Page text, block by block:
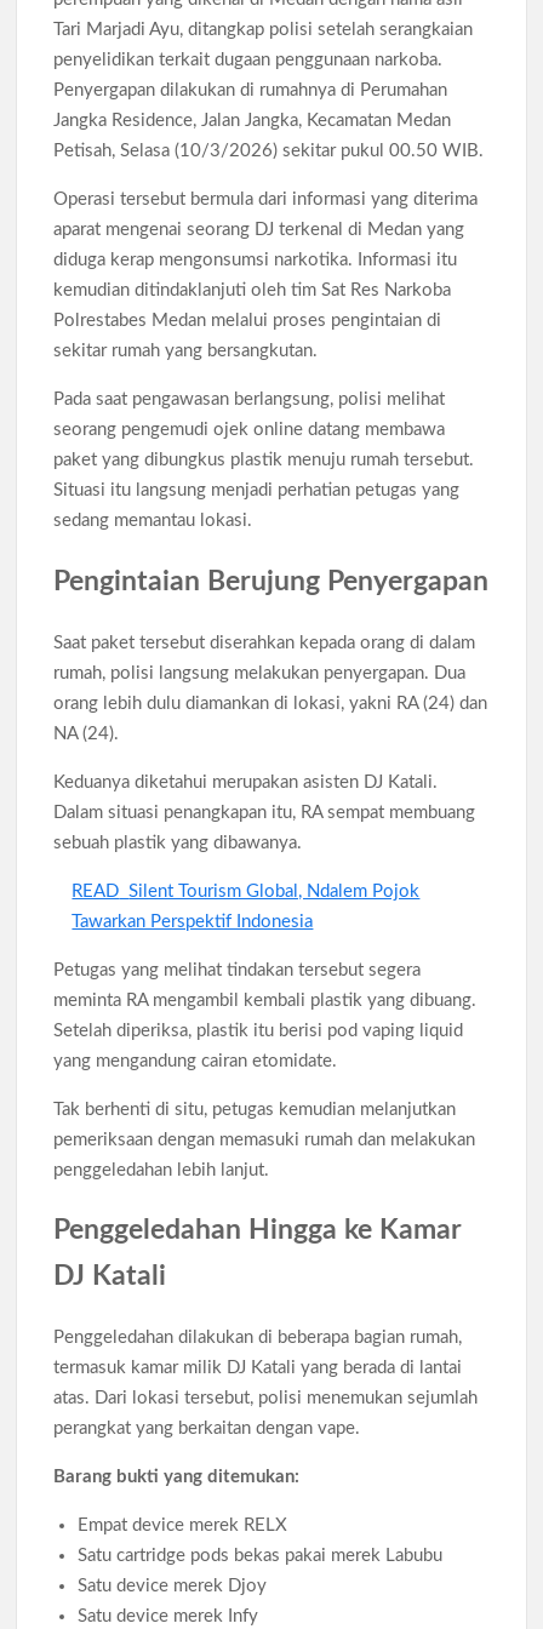
Anthropic Cetak Sejarah Matematika
Pengangguran Indonesia Mei 2026 Turun Tipis, Pekerja
Informal Tembus 87,88 Juta Orang
Koperasi Desa Merah Putih Capai 83.382 Badan Hukum,
Siswa SMA SMK Jabar Wajib Pilah Sampah Jadi Praktikum
IPA 2026
TPPU Emas 74 Kg Febrie Adriansyah, Kejagung Periksa 3
Saksi Baru
Harga Tiket Kanye West Jakarta 2026 Mulai Rp1,875 Juta, Ini
Detail Kategori
Tari Marjadi Ayu, ditangkap polisi setelah serangkaian
penyelidikan terkait dugaan penggunaan narkoba.
Penyergapan dilakukan di rumahnya di Perumahan
Jangka Residence, Jalan Jangka, Kecamatan Medan
Petisah, Selasa (10/3/2026) sekitar pukul 00.50 WIB.
Operasi tersebut bermula dari informasi yang diterima
aparat mengenai seorang DJ terkenal di Medan yang
diduga kerap mengonsumsi narkotika. Informasi itu
kemudian ditindaklanjuti oleh tim Sat Res Narkoba
Polrestabes Medan melalui proses pengintaian di
sekitar rumah yang bersangkutan.
Pada saat pengawasan berlangsung, polisi melihat
seorang pengemudi ojek online datang membawa
paket yang dibungkus plastik menuju rumah tersebut.
Situasi itu langsung menjadi perhatian petugas yang
sedang memantau lokasi.
Pengintaian Berujung Penyergapan
Saat paket tersebut diserahkan kepada orang di dalam
rumah, polisi langsung melakukan penyergapan. Dua
orang lebih dulu diamankan di lokasi, yakni RA (24) dan
NA (24).
Keduanya diketahui merupakan asisten DJ Katali.
Dalam situasi penangkapan itu, RA sempat membuang
sebuah plastik yang dibawanya.
READ Silent Tourism Global, Ndalem Pojok
Tawarkan Perspektif Indonesia
Petugas yang melihat tindakan tersebut segera
meminta RA mengambil kembali plastik yang dibuang.
Setelah diperiksa, plastik itu berisi pod vaping liquid
yang mengandung cairan etomidate.
Tak berhenti di situ, petugas kemudian melanjutkan
pemeriksaan dengan memasuki rumah dan melakukan
penggeledahan lebih lanjut.
Penggeledahan Hingga ke Kamar
DJ Katali
Penggeledahan dilakukan di beberapa bagian rumah,
termasuk kamar milik DJ Katali yang berada di lantai
atas. Dari lokasi tersebut, polisi menemukan sejumlah
perangkat yang berkaitan dengan vape.
Barang bukti yang ditemukan:
Empat device merek RELX
Satu cartridge pods bekas pakai merek Labubu
Satu device merek Djoy
Satu device merek Infy